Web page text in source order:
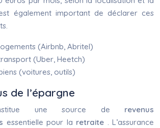
également important de déclarer ces
(Airbnb, Abritel)
(Uber, Heetch)
(voitures, outils)
de l’épargne
une source de revenus
essentielle pour la retraite . L’assurance